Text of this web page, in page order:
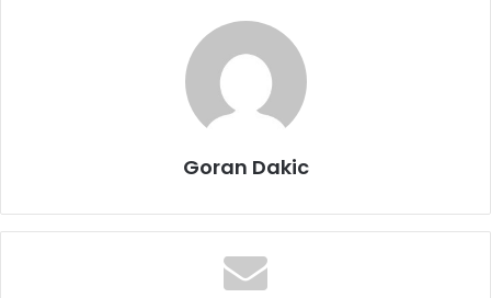
Goran Dakic